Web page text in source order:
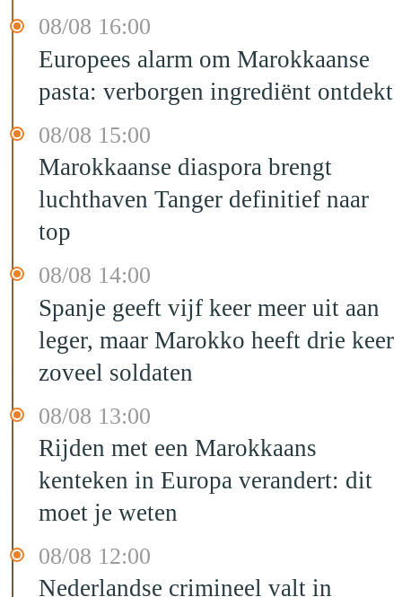
08/08 16:00
Europees alarm om Marokkaanse
pasta: verborgen ingrediënt ontdekt
08/08 15:00
Marokkaanse diaspora brengt
luchthaven Tanger definitief naar
top
08/08 14:00
Spanje geeft vijf keer meer uit aan
leger, maar Marokko heeft drie keer
zoveel soldaten
08/08 13:00
Rijden met een Marokkaans
kenteken in Europa verandert: dit
moet je weten
08/08 12:00
Nederlandse crimineel valt in